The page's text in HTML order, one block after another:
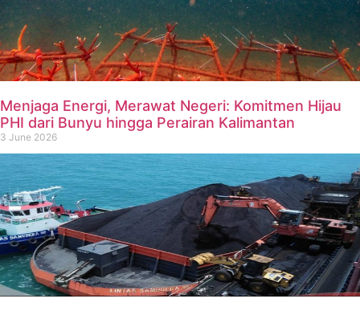
Menjaga Energi, Merawat Negeri: Komitmen Hijau
PHI dari Bunyu hingga Perairan Kalimantan
3 June 2026